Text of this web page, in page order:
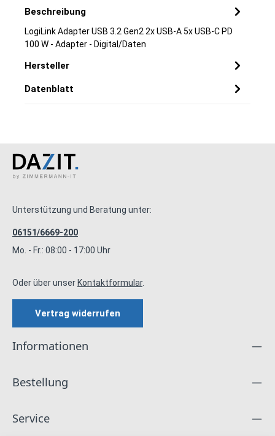
Beschreibung
LogiLink Adapter USB 3.2 Gen2 2x USB-A 5x USB-C PD
100 W - Adapter - Digital/Daten
Hersteller
Datenblatt
Unterstützung und Beratung unter:
06151/6669-200
Mo. - Fr.: 08:00 - 17:00 Uhr
Oder über unserKontaktformular.
Vertrag widerrufen
Informationen
Bestellung
Service